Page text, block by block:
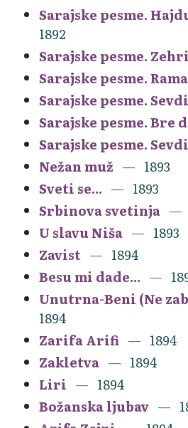
Sarajske pesme.
1892
Sarajske pesme. Zehri
Sarajske pesme.
Sarajske pesme.
Sarajske pesme. Bre
Sarajske pesme.
Nežan muž
1893
Sveti se...
1893
Srbinova svetinja
U slavu Niša
1893
Zavist
1894
Besu mi dade...
Unutrna-Beni (Ne
1894
Zarifa Arifi
1894
Zakletva
1894
Liri
1894
Božanska ljubav